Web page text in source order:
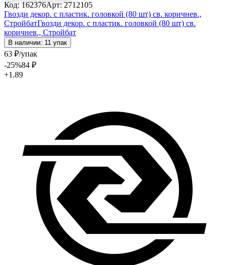
Код: 162376Арт: 2712105
Гвозди декор. с пластик. головкой (80 шт) св. коричнев.,
СтройбатГвозди декор. с пластик. головкой (80 шт) св.
коричнев., Стройбат
В наличии: 11 упак
63 ₽/упак
-25%84 ₽
+1.89